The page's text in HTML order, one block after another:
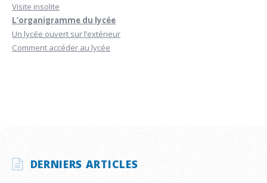
Visite insolite
L’organigramme du lycée
Un lycée ouvert sur l’extérieur
Comment accéder au lycée
DERNIERS ARTICLES